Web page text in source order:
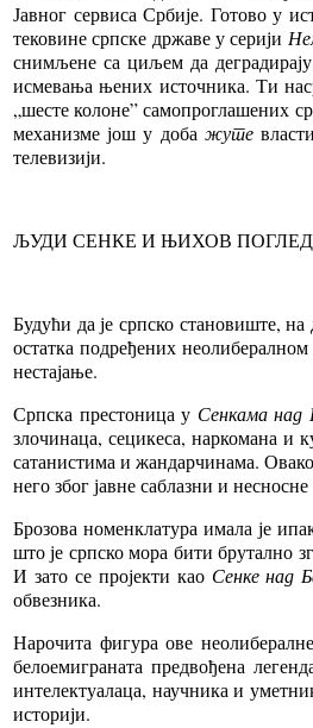
Јавног сервиса Србије. Готово у
тековине српске државе у серији
снимљене са циљем да
исмевања њених источника. Ти
„шесте колоне” самопроглашених
механизме још у доба жуте
телевизији.
ЉУДИ СЕНКЕ И ЊИХОВ
Будући да је српско становиште,
остатка подређених
нестајање.
Српска престоница у Сенкама над
злочинаца, сецикеса, наркомана и
сатанистима и жандарчинама.
него због јавне саблазни и
Брозова номенклатура имала је
што је српско мора бити брутално
И зато се пројекти као Сенке над
обвезника.
Нарочита фигура ове
белоемиграната предвођена
интелектуалаца, научника и
историји.